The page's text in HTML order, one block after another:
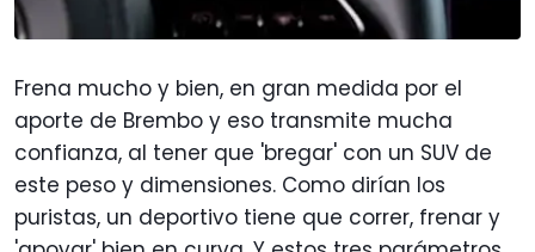
Frena mucho y bien, en gran medida por el
aporte de Brembo y eso transmite mucha
confianza, al tener que 'bregar' con un SUV de
este peso y dimensiones. Como dirían los
puristas, un deportivo tiene que correr, frenar y